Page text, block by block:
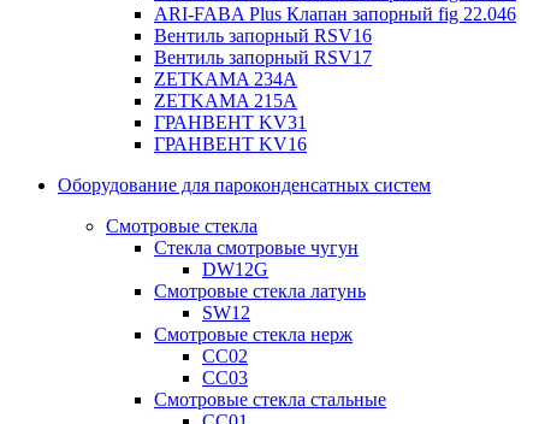
ARI-FABA Plus Клапан запорный fig 22.046
Вентиль запорный RSV16
Вентиль запорный RSV17
ZETKAMA 234A
ZETKAMA 215A
ГРАНВЕНТ KV31
ГРАНВЕНТ KV16
Оборудование для пароконденсатных систем
Смотровые стекла
Стекла смотровые чугун
DW12G
Смотровые стекла латунь
SW12
Смотровые стекла нерж
СС02
СС03
Смотровые стекла стальные